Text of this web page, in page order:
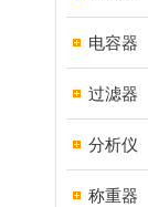
电容器
过滤器
分析仪
称重器